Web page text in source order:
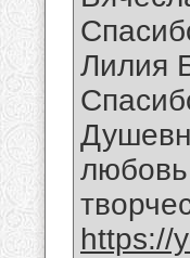
Лилия
https://